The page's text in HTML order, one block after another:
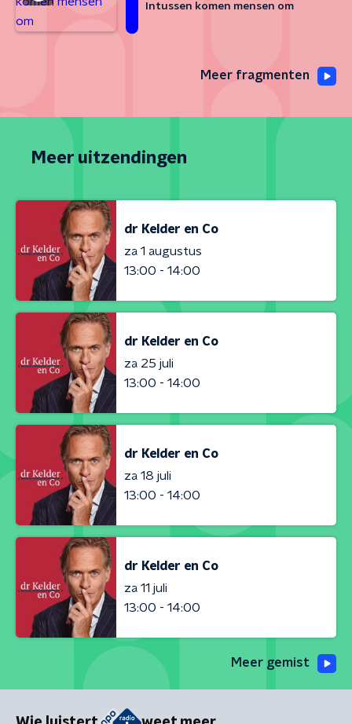
Intussen komen mensen om
Meer fragmenten
Meer uitzendingen
dr Kelder en Co
za 1 augustus
13:00 - 14:00
dr Kelder en Co
za 25 juli
13:00 - 14:00
dr Kelder en Co
za 18 juli
13:00 - 14:00
dr Kelder en Co
za 11 juli
13:00 - 14:00
Meer gemist